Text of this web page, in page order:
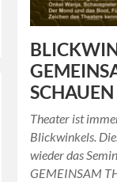
SCHAUEN
Theater ist
Blickwinkels.
wieder das
GEMEINSAM